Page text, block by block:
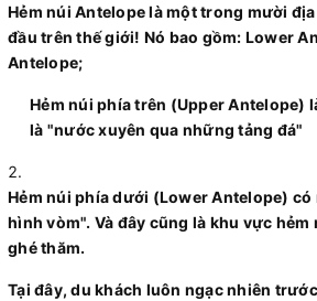
Hẻm núi Antelope là một trong mười
đầu trên thế giới! Nó bao gồm: Lower
Antelope;
Hẻm núi phía trên (Upper Antelope)
là "nước xuyên qua những tảng đá"
Hẻm núi phía dưới (Lower Antelope) có
hình vòm". Và đây cũng là khu vực hẻm
ghé thăm.
Tại đây, du khách luôn ngạc nhiên